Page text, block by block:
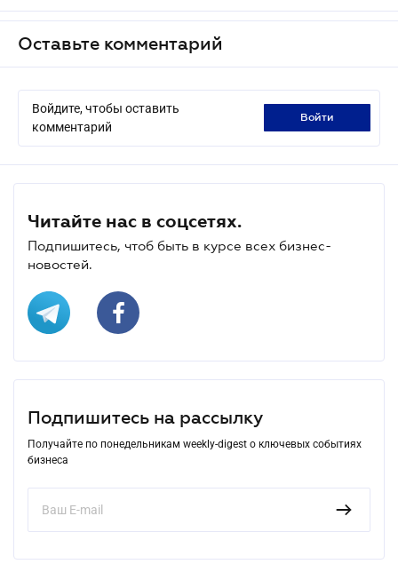
Оставьте комментарий
Войдите, чтобы оставить
комментарий
войти
Читайте нас в соцсетях.
Подпишитесь, чтоб быть в курсе всех бизнес-
новостей.
Подпишитесь на рассылку
Получайте по понедельникам weekly-digest о ключевых событиях
бизнеса